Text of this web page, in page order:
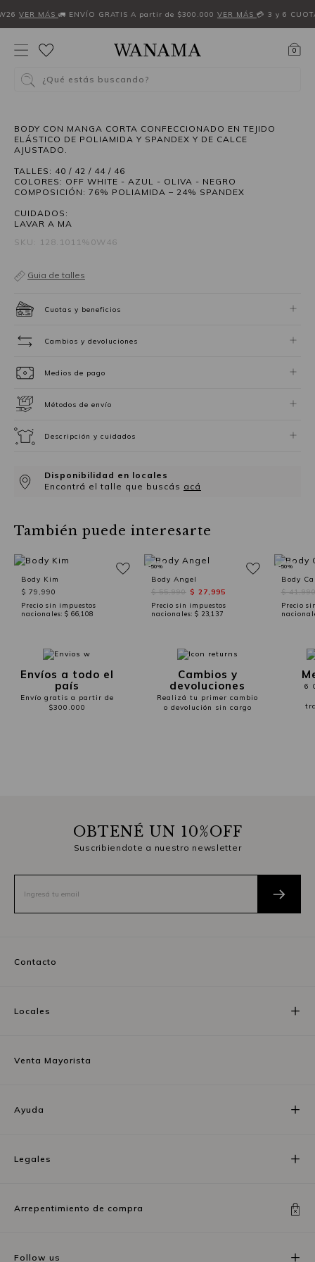
VER MÁS 🚛 ENVÍO GRATIS A partir de $300.000 VER MÁS 💳 3 y 6
0
¿Qué estás buscando?
BODY CON MANGA CORTA CONFECCIONADO EN TEJIDO
ELÁSTICO DE POLIAMIDA Y SPANDEX Y DE CALCE
AJUSTADO.
TALLES: 40 / 42 / 44 / 46
COLORES: OFF WHITE - AZUL - OLIVA - NEGRO
COMPOSICIÓN: 76% POLIAMIDA – 24% SPANDEX
CUIDADOS:
LAVAR A MA
SKU: 128.1011%0W46
Guia de talles
Cuotas y beneficios
Cambios y devoluciones
Medios de pago
Métodos de envío
Descripción y cuidados
Disponibilidad en locales
Encontrá el talle que buscás acá
También puede interesarte
Body Kim
$ 79,990
Precio sin impuestos
nacionales: $ 66,108
Body Angel
$ 55,990 $ 27,995
Precio sin impuestos
nacionales: $ 23,137
-50%
Body
$
Precio
-50%
Envíos a todo el
país
Envío gratis a partir de
$300.000
Cambios y
devoluciones
Realizá tu primer cambio
o devolución sin cargo
6
OBTENÉ UN 10%OFF
Suscribiendote a nuestro newsletter
Contacto
Locales
Venta Mayorista
Ayuda
Legales
Arrepentimiento de compra
Follow us